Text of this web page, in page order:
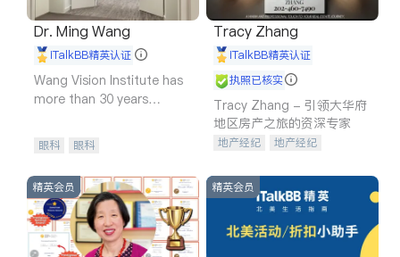
Dr. Ming Wang
iTalkBB精英认证
Wang Vision Institute has
more than 30 years
眼科 眼科
Tracy Zhang
iTalkBB精英认证
执照已核实
Tracy Zhang - 引领大华府
地区房产之旅的资深专家
地产经纪
地产经纪
商铺租售
精英会员 精英会员